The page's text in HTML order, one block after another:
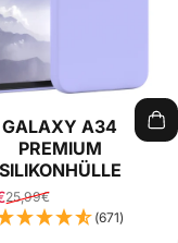
GALAXY A34
PREMIUM
SILIKONHÜLLE
price
25,99€
(671)